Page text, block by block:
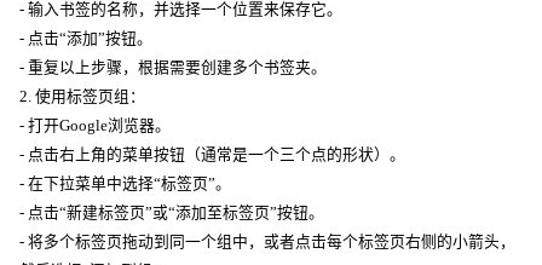
- 输入书签的名称，并选择一个位置来保存它。
- 点击“添加”按钮。
- 重复以上步骤，根据需要创建多个书签夹。
2. 使用标签页组：
- 打开Google浏览器。
- 点击右上角的菜单按钮（通常是一个三个点的形状）。
- 在下拉菜单中选择“标签页”。
- 点击“新建标签页”或“添加至标签页”按钮。
- 将多个标签页拖动到同一个组中，或者点击每个标签页右侧的小箭头，